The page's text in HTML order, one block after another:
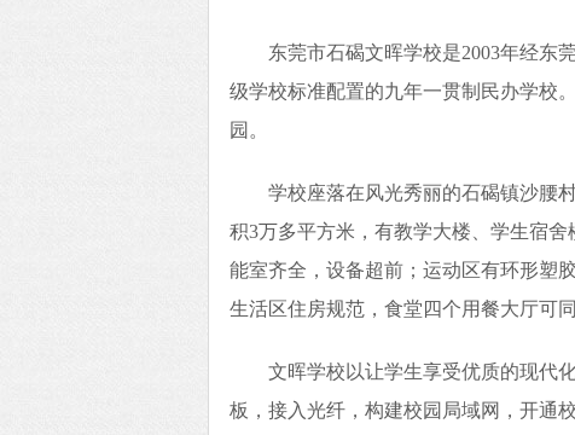
东莞市石碣文晖学校是2003年经东
级学校标准配置的九年一贯制民办学校
园。
学校座落在风光秀丽的石碣镇沙腰
积3万多平方米，有教学大楼、学生宿
能室齐全，设备超前；运动区有环形塑
生活区住房规范，食堂四个用餐大厅可
文晖学校以让学生享受优质的现代
板，接入光纤，构建校园局域网，开通